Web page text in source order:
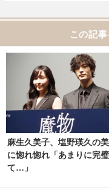
この記
麻生久美子、塩野瑛久の
に惚れ惚れ「あまりに完
て…」